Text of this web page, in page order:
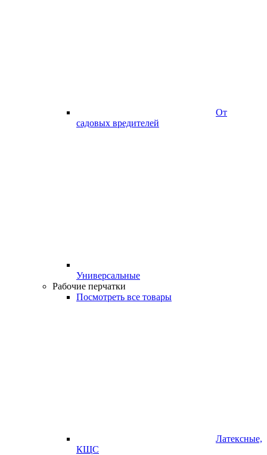
От
садовых вредителей
Универсальные
Рабочие перчатки
Посмотреть все товары
Латексные,
КЩС